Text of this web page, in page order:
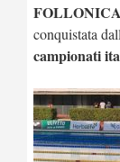
conquistata
campionati